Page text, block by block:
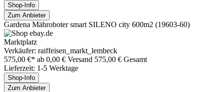
Shop-Info
Zum Anbieter
Gardena Mähroboter smart SILENO city 600m2 (19603-60)
Marktplatz
Verkäufer: raiffeisen_markt_lembeck
575,00 €* ab 0,00 € Versand 575,00 € Gesamt
Lieferzeit: 1-5 Werktage
Shop-Info
Zum Anbieter